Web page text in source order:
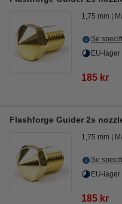
1,75 mm
Se
EU-
185 kr
Flashforge Guider 2s
1,75 mm
Se
EU-
185 kr